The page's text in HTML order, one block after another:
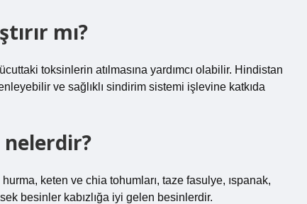
mı?
toksinlerin atılmasına yardımcı olabilir. Hindistan
ve sağlıklı sindirim sistemi işlevine katkıda
nelerdir?
keten ve chia tohumları, taze fasulye, ıspanak,
besinler kabızlığa iyi gelen besinlerdir.